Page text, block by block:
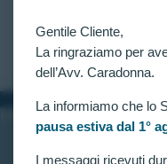
Gentile Cliente,
La ringraziamo per
dell’Avv. Caradonna.
La informiamo che lo
pausa estiva dal 1°
I messaggi ricevuti
del…
CLAUDIA CARADONNA
INFORMAZIONI
Chi siamo